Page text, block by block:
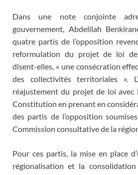
Dans une note conjointe
gouvernement, Abdelilah
quatre partis de l’opposition
reformulation du projet de loi
disent-elles, « une consécration
des collectivités territoriales ».
réajustement du projet de loi avec
Constitution en prenant en
des partis de l’opposition
Commission consultative de la
Pour ces partis, la mise en place
régionalisation et la